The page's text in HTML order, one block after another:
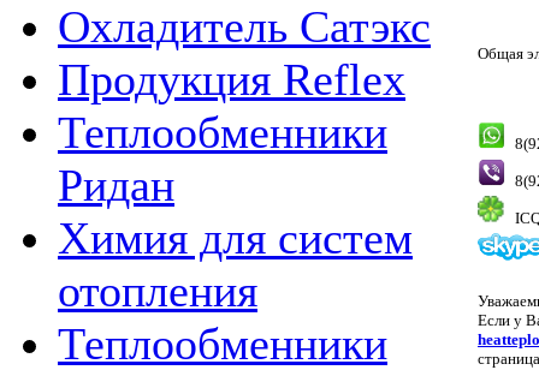
Охладитель Сатэкс
Продукция Reflex
Теплообменники
Ридан
Химия для систем
отопления
Теплообменники
Общая
Если у